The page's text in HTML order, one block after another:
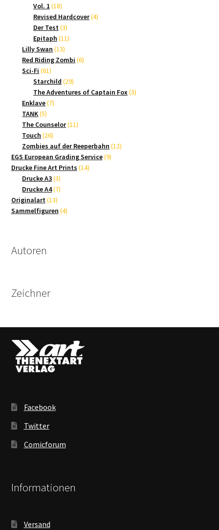
Vol. 1 1818
Produkte
Revised Hardcover 44
Der Test 33
Produkte
Epitaph 1111
Lilly Swan 1313
Produkte
Red Riding Zombi 66
Sci-Fi 6161
Produkte
Starchild 2929
Produkte
The Adventures of Captain Fox 33
Enklave 77
TANK 55
Produkte
The Counselor 1111
Touch 2626
Produkte
Zombies auf der Reeperbahn 1212
EGS European Grading Service 99
Drucke Fine Art Prints 1414
Drucke A3 33
Produkte
Drucke A4 77
Originalart 1313
Produkte
Sammelfiguren 44
Autoren
Zeichner
Facebook
Twitter
Comicforum
Informationen
Versand